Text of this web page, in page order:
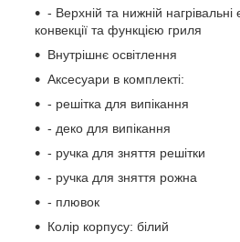
- Верхній та нижній
конвекції та функцією гриля
Внутрішнє освітлення
Аксесуари в комплекті:
- решітка для випікання
- деко для випікання
- ручка для зняття решітки
- ручка для зняття рожна
- плювок
Колір корпусу: білий